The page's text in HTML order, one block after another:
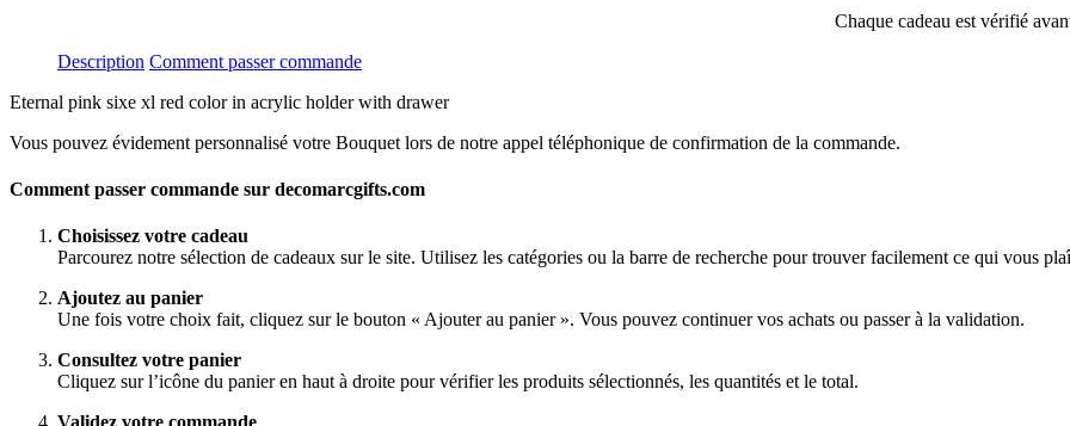
Chaque cadeau est vérifié
Description Comment passer commande
Eternal pink sixe xl red color in acrylic holder with drawer
Vous pouvez évidement personnalisé votre Bouquet lors de notre appel téléphonique de confirmation de la commande.
Comment passer commande sur decomarcgifts.com
Choisissez votre cadeau
Parcourez notre sélection de cadeaux sur le site. Utilisez les catégories ou la barre de recherche pour trouver facilement ce qui vous
Ajoutez au panier
Une fois votre choix fait, cliquez sur le bouton « Ajouter au panier ». Vous pouvez continuer vos achats ou passer à la validation.
Consultez votre panier
Cliquez sur l’icône du panier en haut à droite pour vérifier les produits sélectionnés, les quantités et le total.